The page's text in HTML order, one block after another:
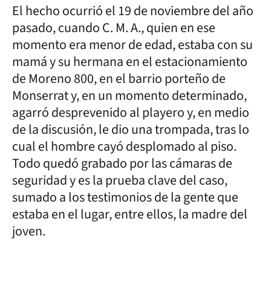
El hecho ocurrió el 19 de noviembre del año
pasado, cuando C. M. A., quien en ese
momento era menor de edad, estaba con su
mamá y su hermana en el estacionamiento
de Moreno 800, en el barrio porteño de
Monserrat y, en un momento determinado,
agarró desprevenido al playero y, en medio
de la discusión, le dio una trompada, tras lo
cual el hombre cayó desplomado al piso.
Todo quedó grabado por las cámaras de
seguridad y es la prueba clave del caso,
sumado a los testimonios de la gente que
estaba en el lugar, entre ellos, la madre del
joven.